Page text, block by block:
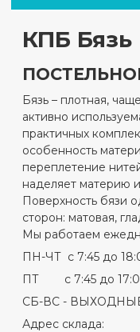
КПБ Бязь
Бязь – плотная,
активно
практичных
особенность
переплетение
наделяет материю
Поверхность бязи
сторон: матовая,
Мы работаем
ПН-ЧТ с 7:45 до
ПТ с 7:45 до
СБ-ВС -
Адрес склада: